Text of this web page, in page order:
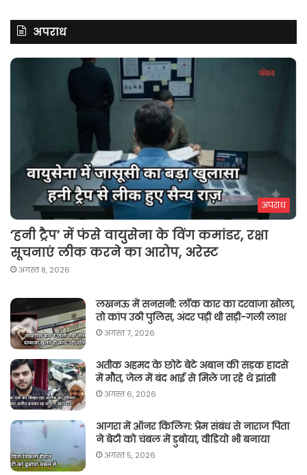
अपराध
अपराध
‘हनी ट्रैप’ में फंसे वायुसेना के विंग कमांडर, रक्षा
सूचनाएं लीक करने का आरोप, अरेस्ट
अगस्त 8, 2026
लखनऊ में सनसनी: लॉक कार का दरवाजा खोला,
तो कांप उठी पुलिस, अंदर पड़ी थी सड़ी-गली लाश
अगस्त 7, 2026
अतीक अहमद के छोटे बेटे अबान की सड़क हादसे
में मौत, जेल में बंद भाई से मिले जा रहे थे झांसी
अगस्त 6, 2026
आगरा में ऑनर किलिग़: प्रेम संबंध से नाराज पिता
ने बेटी को चंबल में डुबोया, वीडियो भी बनाया
अगस्त 5, 2026